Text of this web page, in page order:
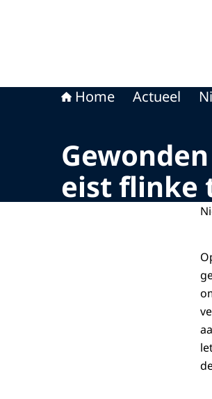
Home Actueel
eist flinke